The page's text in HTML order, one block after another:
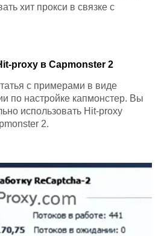
хит прокси в связке с
proxy в Capmonster 2
с примерами в виде
по настройке капмонстер. Вы
использовать Hit-proxy
2.